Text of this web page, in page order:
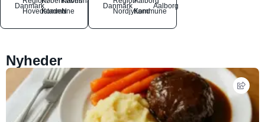
Danmark
Hovedstaden
Kommune
N
Danmark
NordjyllandKommune
Aalborg
Nyheder